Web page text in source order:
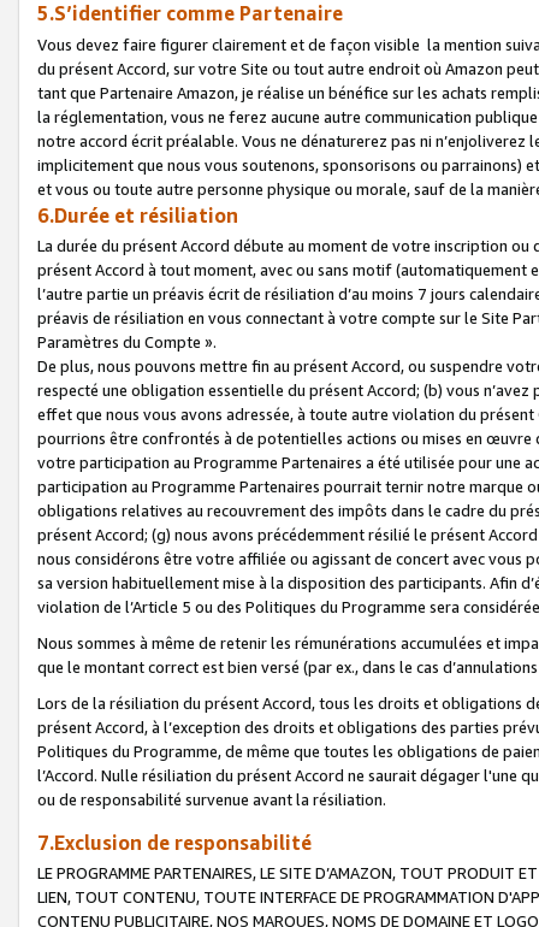
5.S’identifier comme Partenaire
Vous devez faire figurer clairement et de façon visible la mention
du présent Accord, sur votre Site ou tout autre endroit où Amazon
tant que Partenaire Amazon, je réalise un bénéfice sur les achats
la réglementation, vous ne ferez aucune autre communication
notre accord écrit préalable. Vous ne dénaturerez pas ni
implicitement que nous vous soutenons, sponsorisons ou parrainons)
et vous ou toute autre personne physique ou morale, sauf de la
6.Durée et résiliation
La durée du présent Accord débute au moment de votre inscription
présent Accord à tout moment, avec ou sans motif (automatiquement
l’autre partie un préavis écrit de résiliation d’au moins 7 jours
préavis de résiliation en vous connectant à votre compte sur le Site
Paramètres du Compte ».
De plus, nous pouvons mettre fin au présent Accord, ou suspendre
respecté une obligation essentielle du présent Accord; (b) vous
effet que nous vous avons adressée, à toute autre violation du
pourrions être confrontés à de potentielles actions ou mises en
votre participation au Programme Partenaires a été utilisée pour une
participation au Programme Partenaires pourrait ternir notre marque
obligations relatives au recouvrement des impôts dans le cadre du
présent Accord; (g) nous avons précédemment résilié le présent
nous considérons être votre affiliée ou agissant de concert avec vous
sa version habituellement mise à la disposition des participants. Afin
violation de l’Article 5 ou des Politiques du Programme sera
Nous sommes à même de retenir les rémunérations accumulées et
que le montant correct est bien versé (par ex., dans le cas
Lors de la résiliation du présent Accord, tous les droits et obligations
présent Accord, à l’exception des droits et obligations des parties
Politiques du Programme, de même que toutes les obligations de
l’Accord. Nulle résiliation du présent Accord ne saurait dégager l'une
ou de responsabilité survenue avant la résiliation.
7.Exclusion de responsabilité
LE PROGRAMME PARTENAIRES, LE SITE D’AMAZON, TOUT PRODUIT
LIEN, TOUT CONTENU, TOUTE INTERFACE DE PROGRAMMATION
CONTENU PUBLICITAIRE, NOS MARQUES, NOMS DE DOMAINE ET